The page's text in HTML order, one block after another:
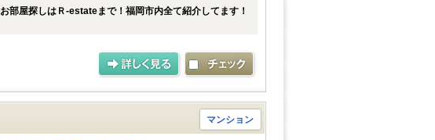
お部屋探しはＲ-estateまで！福岡市内全て紹介してます！
マンション